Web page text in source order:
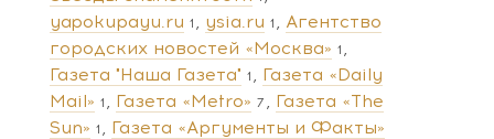
yapokupayu.ru 1 ysia.ru 1
Агентство
городских новостей «Москва» 1
Газета "Наша Газета" 1
Газета «Daily
Mail» 1 Газета «Metro» 7
Газета «The
Sun» 1 Газета «Аргументы и Факты»